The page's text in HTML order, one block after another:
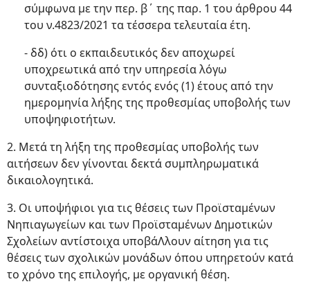
σύμφωνα με την περ. β΄ της παρ. 1 του άρθρου 44
του ν.4823/2021 τα τέσσερα τελευταία έτη.
- δδ) ότι ο εκπαιδευτικός δεν αποχωρεί
υποχρεωτικά από την υπηρεσία λόγω
συνταξιοδότησης εντός ενός (1) έτους από την
ημερομηνία λήξης της προθεσμίας υποβολής των
υποψηφιοτήτων.
2. Μετά τη λήξη της προθεσμίας υποβολής των
αιτήσεων δεν γίνονται δεκτά συμπληρωματικά
δικαιολογητικά.
3. Οι υποψήφιοι για τις θέσεις των Προϊσταμένων
Νηπιαγωγείων και των Προϊσταμένων Δημοτικών
Σχολείων αντίστοιχα υποβάΛλουν αίτηση για τις
θέσεις των σχολικών μονάδων όπου υπηρετούν κατά
το χρόνο της επιλογής, με οργανική θέση.